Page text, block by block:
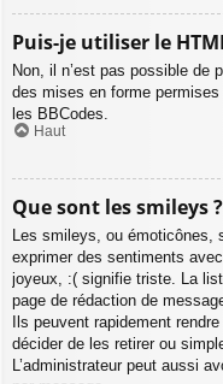
Puis-je utiliser le
Non, il n’est pas possible de
des mises en forme
les BBCodes.
Haut
Que sont les smileys ?
Les smileys, ou
exprimer des sentiments
joyeux, :( signifie triste. La
page de rédaction de
Ils peuvent rapidement
décider de les retirer ou
L’administrateur peut aussi